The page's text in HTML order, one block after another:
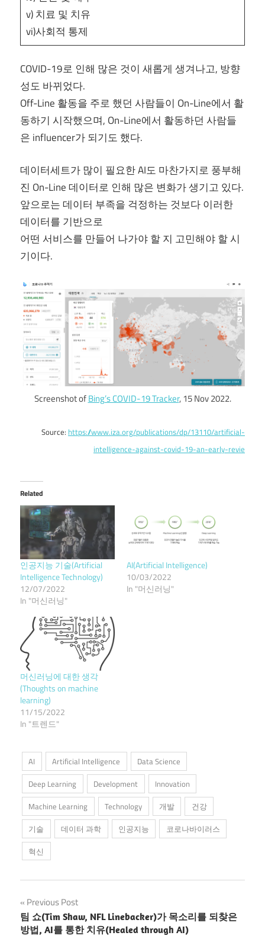
v) 치료 및 치유
vi)사회적 통제
COVID-19로 인해 많은 것이 새롭게 생겨나고, 방향
성도 바뀌었다.
Off-Line 활동을 주로 했던 사람들이 On-Line에서 활
동하기 시작했으며, On-Line에서 활동하던 사람들
은 influencer가 되기도 했다.
데이터세트가 많이 필요한 AI도 마찬가지로 풍부해
진 On-Line 데이터로 인해 많은 변화가 생기고 있다.
앞으로는 데이터 부족을 걱정하는 것보다 이러한
데이터를 기반으로
어떤 서비스를 만들어 나가야 할 지 고민해야 할 시
기이다.
Screenshot ofBing’s COVID-19 Tracker, 15 Nov 2022.
Source: https://www.iza.org/publications/dp/13110/artificial-
intelligence-against-covid-19-an-early-revie
Related
인공지능 기술(Artificial
Intelligence Technology)
12/07/2022
In "머신러닝"
AI(Artificial Intelligence)
10/03/2022
In "머신러닝"
머신러닝에 대한 생각
(Thoughts on machine
learning)
11/15/2022
In "트렌드"
AI Artificial Intelligence
Data Science
Deep Learning
Development
Innovation
Machine Learning
Technology 개발
건강
기술
데이터 과학 인공지능
코로나바이러스
혁신
Post
navigation
Previous Post
팀 쇼(Tim Shaw, NFL Linebacker)가 목소리를 되찾은
방법, AI를 통한 치유(Healed through AI)